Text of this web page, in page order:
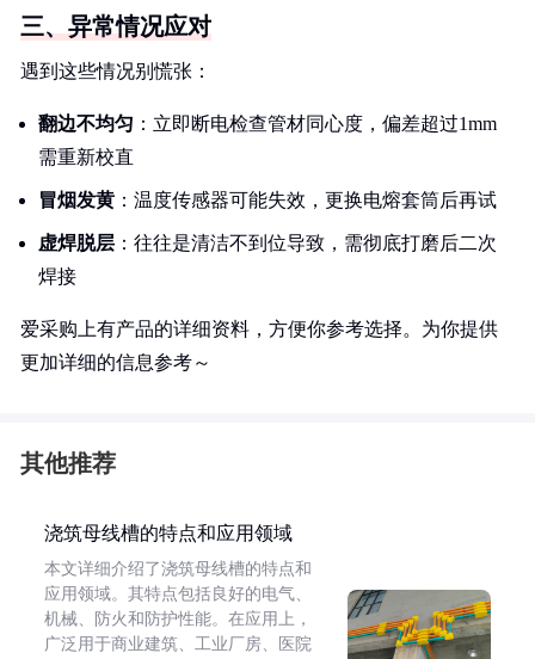
三、异常情况应对
遇到这些情况别慌张：
翻边不均匀 ：立即断电检查管材同心度，偏差超过1mm
需重新校直
冒烟发黄 ：温度传感器可能失效，更换电熔套筒后再试
虚焊脱层 ：往往是清洁不到位导致，需彻底打磨后二次
焊接
爱采购上有产品的详细资料，方便你参考选择。为你提供
更加详细的信息参考～
其他推荐
浇筑母线槽的特点和应用领域
本文详细介绍了浇筑母线槽的特点和
应用领域。其特点包括良好的电气、
机械、防火和防护性能。在应用上，
广泛用于商业建筑、工业厂房、医院